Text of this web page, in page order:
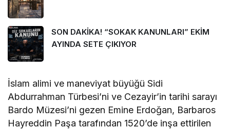
SON DAKİKA! “SOKAK KANUNLARI” EKİM
AYINDA SETE ÇIKIYOR
İslam alimi ve maneviyat büyüğü Sidi
Abdurrahman Türbesi’ni ve Cezayir’in tarihi sarayı
Bardo Müzesi’ni gezen Emine Erdoğan, Barbaros
Hayreddin Paşa tarafından 1520’de inşa ettirilen